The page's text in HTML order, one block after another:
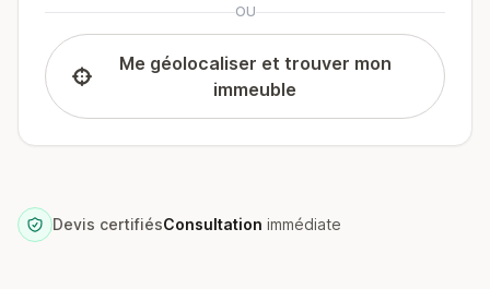
OU
Me géolocaliser et trouver mon
immeuble
Devis certifiésConsultation immédiate